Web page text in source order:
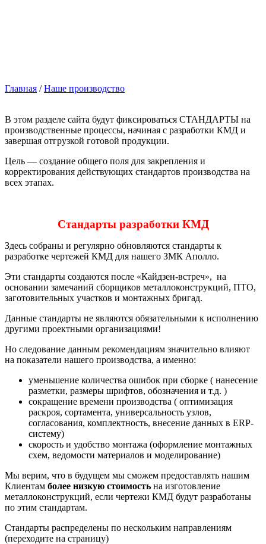
Главная /Наше производство
В этом разделе сайта будут фиксироваться СТАНДАРТЫ на
производственные процессы, начиная с разработки КМД и
завершая отгрузкой готовой продукции.
Цель — создание общего поля для закрепления и
корректирования действующих стандартов производства на
всех этапах.
Стандарты разработки КМД
Здесь собраны и регулярно обновляются стандарты к
разработке чертежей КМД для нашего ЗМК Аполло.
Эти стандарты создаются после «Кайдзен-встреч», на
основании замечаний сборщиков металлоконструкций, ПТО,
заготовительных участков и монтажных бригад.
Данные стандарты не являются обязательными к исполнению
другими проектными организациями!
Но следование данным рекомендациям значительно влияют
на показатели нашего производства, а именно:
уменьшение количества ошибок при сборке ( нанесение
разметки, размеры шрифтов, обозначения и т.д. )
сокращение времени производства ( оптимизация
раскроя, сортамента, универсальность узлов,
согласования, комплектность, внесение данных в ERP-
систему)
скорость и удобство монтажа (оформление монтажных
схем, ведомости материалов и моделирование)
Мы верим, что в будущем мы сможем предоставлять нашим
Клиентам более низкую стоимость на изготовление
металлоконструкций, если чертежи КМД будут разработаны
по этим стандартам.
Стандарты распределены по нескольким направлениям
(переходите на страницу)